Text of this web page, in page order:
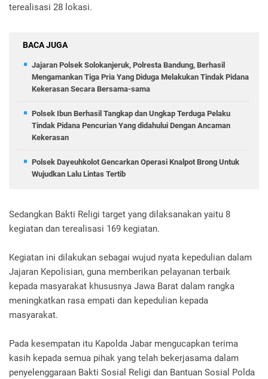
terealisasi 28 lokasi.
BACA JUGA
Jajaran Polsek Solokanjeruk, Polresta Bandung, Berhasil
Mengamankan Tiga Pria Yang Diduga Melakukan Tindak Pidana
Kekerasan Secara Bersama-sama
Polsek Ibun Berhasil Tangkap dan Ungkap Terduga Pelaku
Tindak Pidana Pencurian Yang didahului Dengan Ancaman
Kekerasan
Polsek Dayeuhkolot Gencarkan Operasi Knalpot Brong Untuk
Wujudkan Lalu Lintas Tertib
Sedangkan Bakti Religi target yang dilaksanakan yaitu 8
kegiatan dan terealisasi 169 kegiatan.
Kegiatan ini dilakukan sebagai wujud nyata kepedulian dalam
Jajaran Kepolisian, guna memberikan pelayanan terbaik
kepada masyarakat khususnya Jawa Barat dalam rangka
meningkatkan rasa empati dan kepedulian kepada
masyarakat.
Pada kesempatan itu Kapolda Jabar mengucapkan terima
kasih kepada semua pihak yang telah bekerjasama dalam
penyelenggaraan Bakti Sosial Religi dan Bantuan Sosial Polda